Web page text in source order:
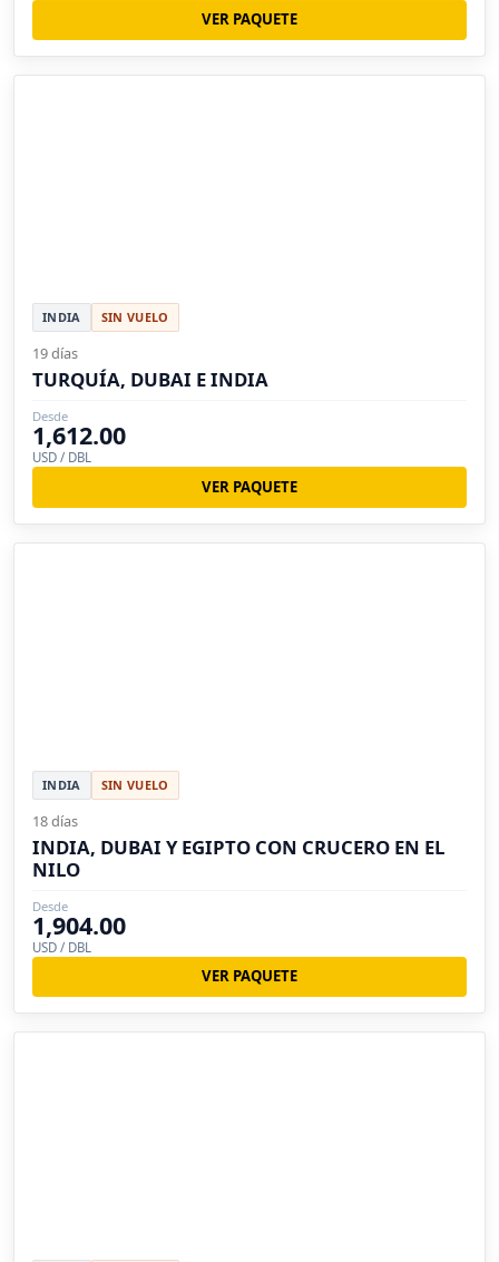
VER PAQUETE
INDIA SIN VUELO
19 días
TURQUÍA, DUBAI E INDIA
Desde
1,612.00
USD / DBL
VER PAQUETE
INDIA SIN VUELO
18 días
INDIA, DUBAI Y EGIPTO CON CRUCERO EN EL
NILO
Desde
1,904.00
USD / DBL
VER PAQUETE